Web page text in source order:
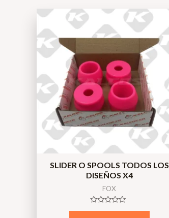
SLIDER O SPOOLS TODOS LOS
DISEÑOS X4
FOX
Rated